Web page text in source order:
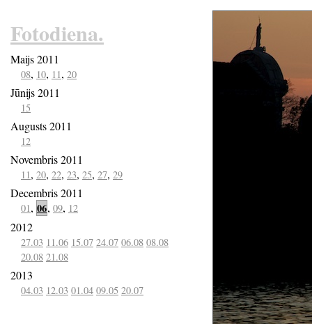
Fotodiena.
Maijs 2011
08, 10, 11, 20
Jūnijs 2011
15
Augusts 2011
12
Novembris 2011
11, 20, 22, 23, 25, 27, 29
Decembris 2011
01, 06, 09, 12
2012
27.03 11.06 15.07 24.07 06.08 08.08
20.08 21.08
2013
04.03 12.03 01.04 09.05 20.07